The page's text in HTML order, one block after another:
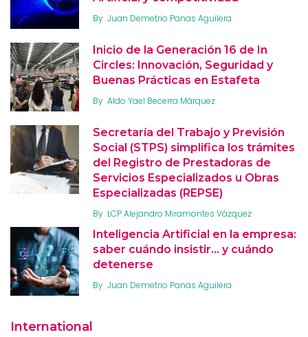
By Juan Demetrio Panas Aguilera
Inicio de la Generación 16 de In
Circles: Innovación, Seguridad y
Buenas Prácticas en Estafeta
By Aldo Yael Becerra Márquez
Secretaría del Trabajo y Previsión
Social (STPS) simplifica los trámites
del Registro de Prestadoras de
Servicios Especializados u Obras
Especializadas (REPSE)
By LCP Alejandro Miramontes Vázquez
Inteligencia Artificial en la empresa:
saber cuándo insistir… y cuándo
detenerse
By Juan Demetrio Panas Aguilera
International